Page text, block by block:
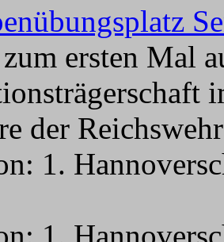
ersten Mal
der
1.